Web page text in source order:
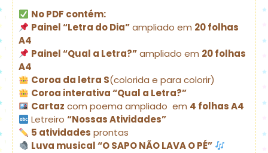
No PDF contém:
Painel “Letra do Dia”ampliado em 20 folhas
A4
Painel “Qual a Letra?”ampliado em 20 folhas
A4
Coroa da letra S(colorida e para colorir)
Coroa interativa “Qual a Letra?”
Cartaz com poema ampliado em 4 folhas A4
Letreiro“Nossas Atividades”
5 atividades prontas
Luva musical “O SAPO NÃO LAVA O PÉ”